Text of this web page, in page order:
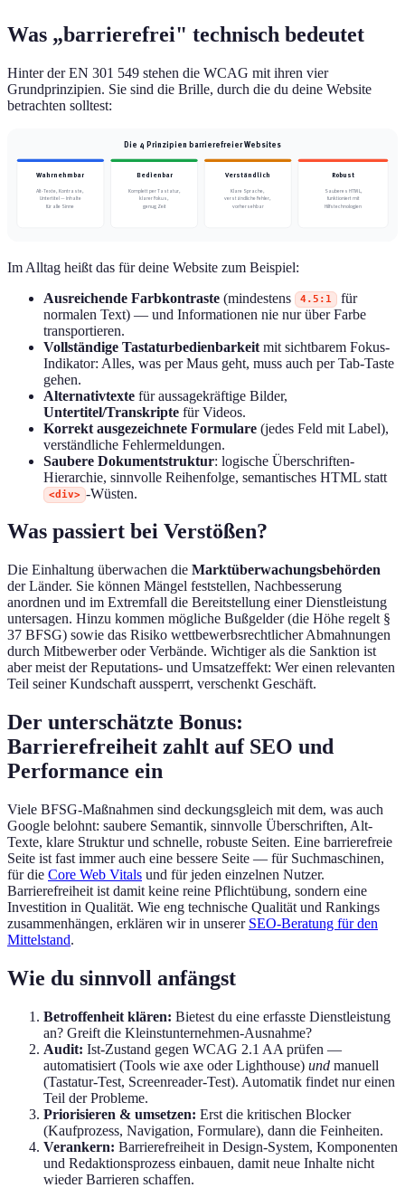
Was „barrierefrei" technisch bedeutet
Hinter der EN 301 549 stehen die WCAG mit ihren vier
Grundprinzipien. Sie sind die Brille, durch die du deine Website
betrachten solltest:
Die 4 Prinzipien barrierefreier Websites
Wahrnehmbar
Alt-Texte, Kontraste,
Untertitel — Inhalte
für alle Sinne
Bedienbar
Komplett per Tastatur,
klarer Fokus,
genug Zeit
Verständlich
Klare Sprache,
verständliche Fehler,
vorhersehbar
Robust
Sauberes HTML,
funktioniert mit
Hilfstechnologien
Im Alltag heißt das für deine Website zum Beispiel:
Ausreichende Farbkontraste (mindestens 4.5:1 für
normalen Text) — und Informationen nie nur über Farbe
transportieren.
Vollständige Tastaturbedienbarkeit mit sichtbarem Fokus-
Indikator: Alles, was per Maus geht, muss auch per Tab-Taste
gehen.
Alternativtexte für aussagekräftige Bilder,
Untertitel/Transkripte für Videos.
Korrekt ausgezeichnete Formulare (jedes Feld mit Label),
verständliche Fehlermeldungen.
Saubere Dokumentstruktur: logische Überschriften-
Hierarchie, sinnvolle Reihenfolge, semantisches HTML statt
<div> -Wüsten.
Was passiert bei Verstößen?
Die Einhaltung überwachen die Marktüberwachungsbehörden
der Länder. Sie können Mängel feststellen, Nachbesserung
anordnen und im Extremfall die Bereitstellung einer Dienstleistung
untersagen. Hinzu kommen mögliche Bußgelder (die Höhe regelt §
37 BFSG) sowie das Risiko wettbewerbsrechtlicher Abmahnungen
durch Mitbewerber oder Verbände. Wichtiger als die Sanktion ist
aber meist der Reputations- und Umsatzeffekt: Wer einen relevanten
Teil seiner Kundschaft aussperrt, verschenkt Geschäft.
Der unterschätzte Bonus:
Barrierefreiheit zahlt auf SEO und
Performance ein
Viele BFSG-Maßnahmen sind deckungsgleich mit dem, was auch
Google belohnt: saubere Semantik, sinnvolle Überschriften, Alt-
Texte, klare Struktur und schnelle, robuste Seiten. Eine barrierefreie
Seite ist fast immer auch eine bessere Seite — für Suchmaschinen,
für die Core Web Vitals und für jeden einzelnen Nutzer.
Barrierefreiheit ist damit keine reine Pflichtübung, sondern eine
Investition in Qualität. Wie eng technische Qualität und Rankings
zusammenhängen, erklären wir in unserer SEO-Beratung für den
Mittelstand.
Wie du sinnvoll anfängst
Betroffenheit klären: Bietest du eine erfasste Dienstleistung
an? Greift die Kleinstunternehmen-Ausnahme?
Audit: Ist-Zustand gegen WCAG 2.1 AA prüfen —
automatisiert (Tools wie axe oder Lighthouse) und manuell
(Tastatur-Test, Screenreader-Test). Automatik findet nur einen
Teil der Probleme.
Priorisieren & umsetzen: Erst die kritischen Blocker
(Kaufprozess, Navigation, Formulare), dann die Feinheiten.
Verankern: Barrierefreiheit in Design-System, Komponenten
und Redaktionsprozess einbauen, damit neue Inhalte nicht
wieder Barrieren schaffen.